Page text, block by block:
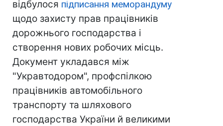
відбулося підписання меморандуму
щодо захисту прав працівників
дорожнього господарства і
створення нових робочих місць.
Документ укладався між
"Укравтодором", профспілкою
працівників автомобільного
транспорту та шляхового
господарства України й великими